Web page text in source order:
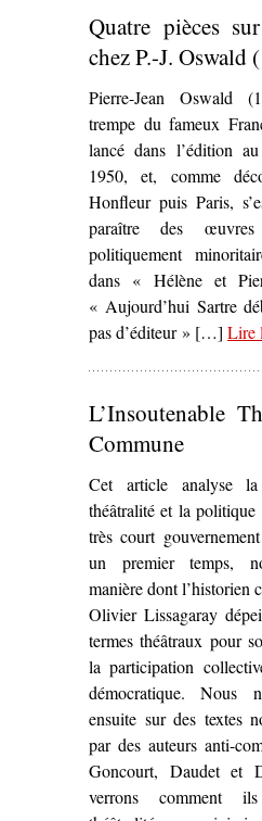
Quatre pièces
chez P.-J. Oswald
Pierre-Jean Oswald
trempe du fameux
lancé dans l’édition
1950, et, comme
Honfleur puis Paris,
paraître des
politiquement
dans « Hélène et
« Aujourd’hui Sartre
pas d’éditeur » […] Lire
L’Insoutenable
Commune
Cet article analyse
théâtralité et la
très court
un premier temps,
manière dont l’historien
Olivier Lissagaray
termes théâtraux pour
la participation
démocratique. Nous
ensuite sur des textes
par des auteurs anti-
Goncourt, Daudet et
verrons comment